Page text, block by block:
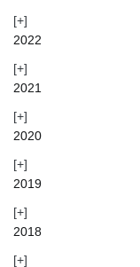
2022
2021
2020
2019
2018